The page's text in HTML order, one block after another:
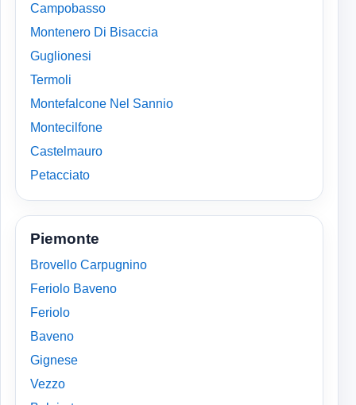
Campobasso
Montenero Di Bisaccia
Guglionesi
Termoli
Montefalcone Nel Sannio
Montecilfone
Castelmauro
Petacciato
Piemonte
Brovello Carpugnino
Feriolo Baveno
Feriolo
Baveno
Gignese
Vezzo